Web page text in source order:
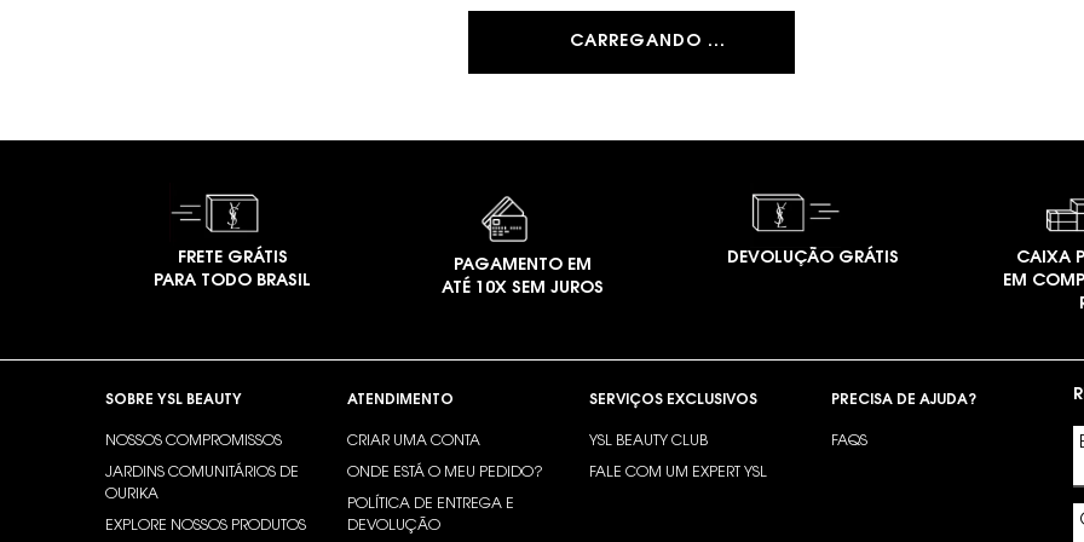
CARREGANDO ...
FRETE GRÁTIS
PARA TODO BRASIL
PAGAMENTO EM
ATÉ 10X SEM JUROS
DEVOLUÇÃO GRÁTIS
CAIXA
EM
SOBRE YSL BEAUTY
NOSSOS COMPROMISSOS
JARDINS COMUNITÁRIOS DE
OURIKA
EXPLORE NOSSOS PRODUTOS
ATENDIMENTO
CRIAR UMA CONTA
ONDE ESTÁ O MEU PEDIDO?
POLÍTICA DE ENTREGA E
DEVOLUÇÃO
SERVIÇOS EXCLUSIVOS
YSL BEAUTY CLUB
FALE COM UM EXPERT YSL
PRECISA DE AJUDA?
FAQS